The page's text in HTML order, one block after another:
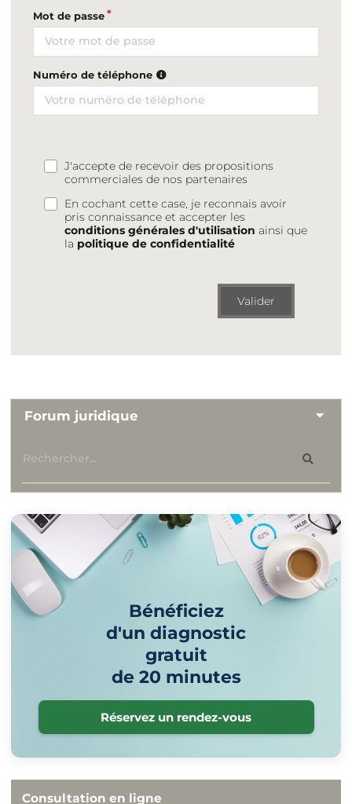
Mot de passe
Numéro de téléphone
J'accepte de recevoir des propositions
commerciales de nos partenaires
En cochant cette case, je reconnais avoir
pris connaissance et accepter les
conditions générales d'utilisation ainsi que
la politique de confidentialité
Valider
Forum juridique
Bénéficiez
d'un diagnostic
gratuit
de 20 minutes
Réservez un rendez-vous
Consultation en ligne